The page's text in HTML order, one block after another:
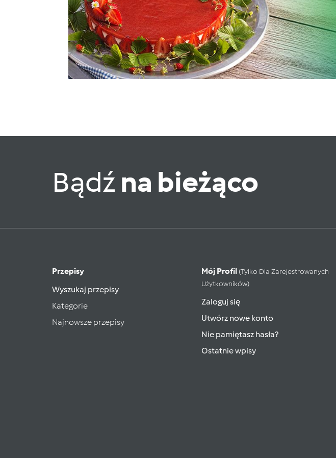
Bądź na bieżąco
Przepisy
Wyszukaj przepisy
Kategorie
Najnowsze przepisy
Mój Profil (tylko Dla Zarejestrowanych
Użytkowników)
Zaloguj się
Utwórz nowe konto
Nie pamiętasz hasła?
Ostatnie wpisy